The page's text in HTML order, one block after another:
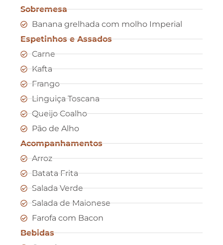
Sobremesa
Banana grelhada com molho Imperial
Espetinhos e Assados
Carne
Kafta
Frango
Linguiça Toscana
Queijo Coalho
Pão de Alho
Acompanhamentos
Arroz
Batata Frita
Salada Verde
Salada de Maionese
Farofa com Bacon
Bebidas